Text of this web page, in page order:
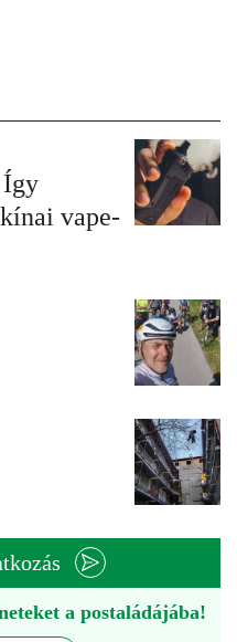
vape-
a postaládájába!